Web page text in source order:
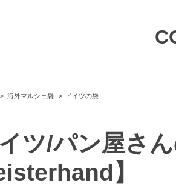
> 海外マルシェ袋 > ドイツの袋
イツ/パン屋さ
】